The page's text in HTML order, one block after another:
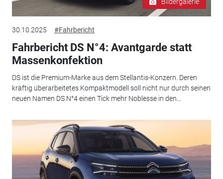
Bildergalerie
30.10.2025 #Fahrbericht
Fahrbericht DS N°4: Avantgarde statt
Massenkonfektion
DS ist die Premium-Marke aus dem Stellantis-Konzern. Deren
kräftig überarbeitetes Kompaktmodell soll nicht nur durch seinen
neuen Namen DS N°4 einen Tick mehr Noblesse in den...